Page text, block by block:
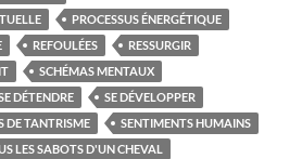
PROCESSUS ÉNERGÉTIQUE
REFOULÉES
RESSURGIR
SCHÉMAS MENTAUX
DÉTENDRE
SE DÉVELOPPER
DE TANTRISME
SENTIMENTS HUMAINS
LES SABOTS D'UN CHEVAL